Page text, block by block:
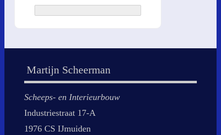
Martijn Scheerman
Scheeps- en Interieurbouw
Industriestraat 17-A
1976 CS IJmuiden